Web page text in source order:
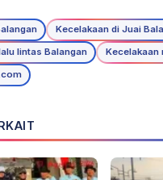
Kecelakaan di Juai
lintas Balangan
Kecelakaan